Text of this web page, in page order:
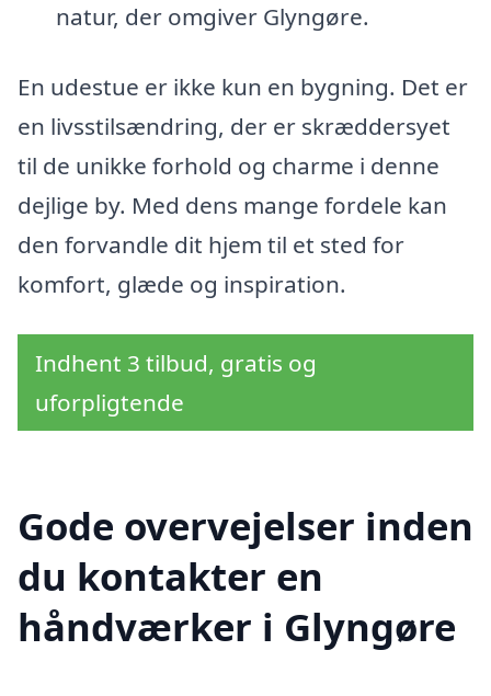
natur, der omgiver Glyngøre.
En udestue er ikke kun en bygning. Det er
en livsstilsændring, der er skræddersyet
til de unikke forhold og charme i denne
dejlige by. Med dens mange fordele kan
den forvandle dit hjem til et sted for
komfort, glæde og inspiration.
Indhent 3 tilbud, gratis og
uforpligtende
Gode overvejelser inden
du kontakter en
håndværker i Glyngøre